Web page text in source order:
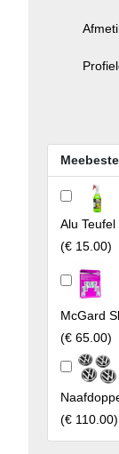
Alu
(€ 15.00)
McGard
(€ 65.00)
(€ 110.00)